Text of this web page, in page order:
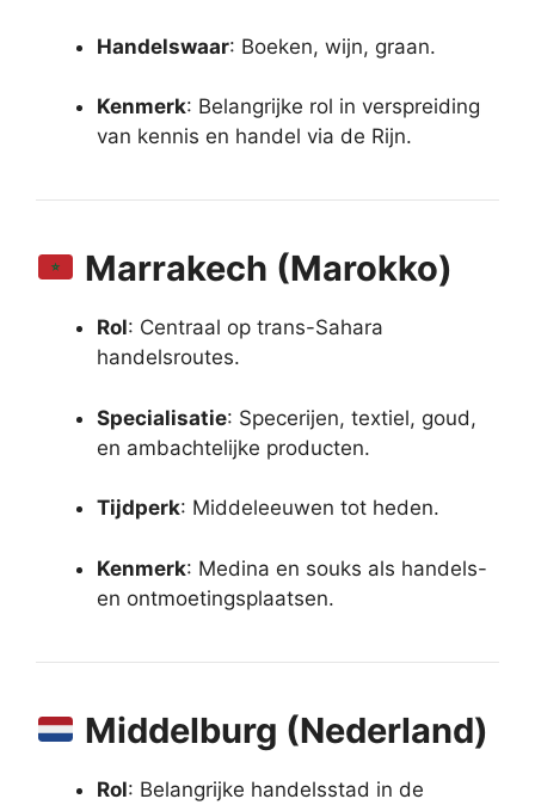
Handelswaar: Boeken, wijn, graan.
Kenmerk: Belangrijke rol in verspreiding
van kennis en handel via de Rijn.
Marrakech (Marokko)
Rol: Centraal op trans-Sahara
handelsroutes.
Specialisatie: Specerijen, textiel, goud,
en ambachtelijke producten.
Tijdperk: Middeleeuwen tot heden.
Kenmerk: Medina en souks als handels-
en ontmoetingsplaatsen.
Middelburg (Nederland)
Rol: Belangrijke handelsstad in de